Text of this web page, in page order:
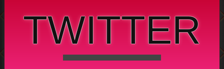
TWITTER